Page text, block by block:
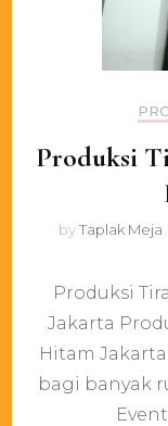
Produksi
byTaplak Meja
Produksi
Jakarta
Hitam
bagi banyak